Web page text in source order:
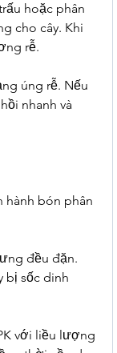
hoặc phân
cho cây. Khi
rễ.
úng rễ. Nếu
nhanh và
hành bón phân
đều đặn.
bị sốc dinh
với liều lượng